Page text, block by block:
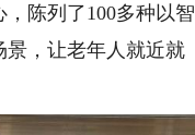
陈列了100多种以智
，让老年人就近就